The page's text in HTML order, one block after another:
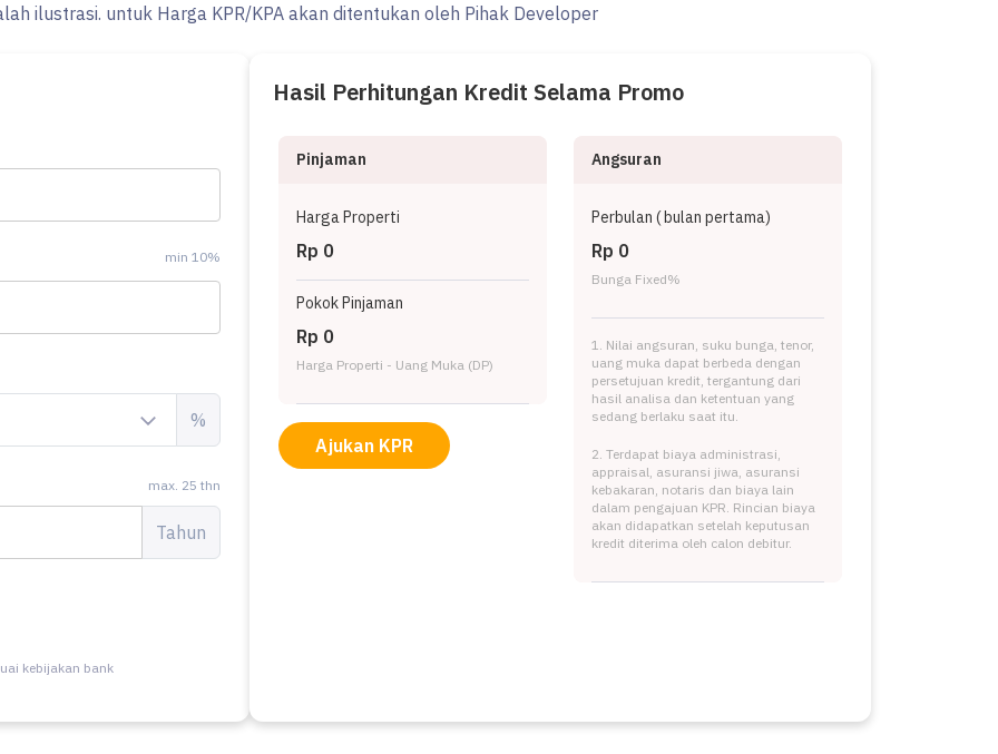
ilustrasi. untuk Harga KPR/KPA akan ditentukan oleh Pihak Developer
min 10%
%
max. 25 thn
Tahun
kebijakan bank
Hasil Perhitungan Kredit Selama Promo
Pinjaman
Harga Properti
Rp 0
Pokok Pinjaman
Rp 0
Harga Properti - Uang Muka (DP)
Ajukan KPR
Angsuran
Perbulan (bulan pertama)
Rp 0
Bunga Fixed%
1. Nilai angsuran, suku bunga, tenor,
uang muka dapat berbeda dengan
persetujuan kredit, tergantung dari
hasil analisa dan ketentuan yang
sedang berlaku saat itu.
2. Terdapat biaya administrasi,
appraisal, asuransi jiwa, asuransi
kebakaran, notaris dan biaya lain
dalam pengajuan KPR. Rincian biaya
akan didapatkan setelah keputusan
kredit diterima oleh calon debitur.